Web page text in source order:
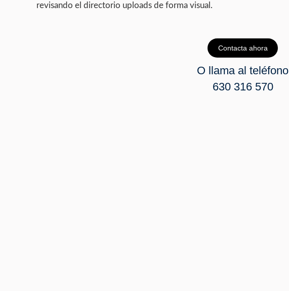
revisando el directorio uploads de forma visual.
Contacta ahora
O llama al teléfono
630 316 570